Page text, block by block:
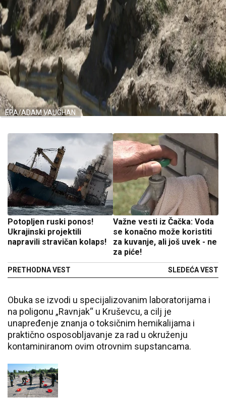
EPA/ADAM VAUGHAN
Potopljen ruski ponos!
Ukrajinski projektili
napravili stravičan kolaps!
PRETHODNA VEST
Važne vesti iz Čačka: Voda
se konačno može koristiti
za kuvanje, ali još uvek - ne
za piće!
SLEDEĆA VEST
Obuka se izvodi u specijalizovanim laboratorijama i
na poligonu „Ravnjak“ u Kruševcu, a cilj je
unapređenje znanja o toksičnim hemikalijama i
praktično osposobljavanje za rad u okruženju
kontaminiranom ovim otrovnim supstancama.